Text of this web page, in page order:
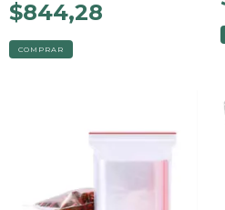
$844,28
COMPRAR